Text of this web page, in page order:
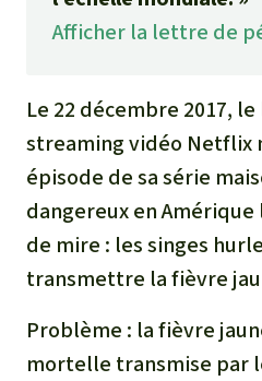
Le
Afficher la lettre de
Le 22 décembre 2017,
streaming vidéo Netflix
épisode de sa série
dangereux en Amérique
de mire : les singes
transmettre la fièvre
Problème : la fièvre
mortelle transmise par